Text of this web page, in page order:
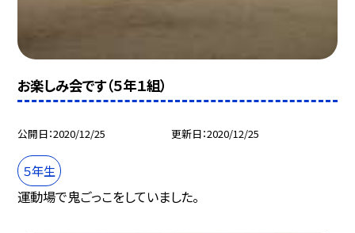
お楽しみ会です（５年１組）
公開日 2020/12/25 更新日 2020/12/25
５年生
運動場で鬼ごっこをしていました。